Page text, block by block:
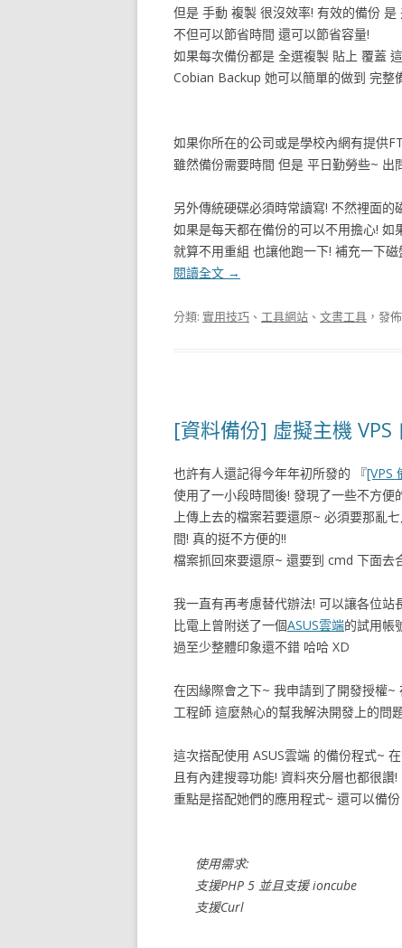
但是 手動 複製 很沒效率! 有效的備份 是
不但可以節省時間 還可以節省容量!
如果每次備份都是 全選複製 貼上 覆蓋
Cobian Backup 她可以簡單的做到 完整
如果你所在的公司或是學校內網有提供
雖然備份需要時間 但是 平日勤勞些~ 出
另外傳統硬碟必須時常讀寫! 不然裡面的
如果是每天都在備份的可以不用擔心!
就算不用重組 也讓他跑一下! 補充一下磁
閱讀全文 →
分類: 實用技巧 、 工具網站 、 文書工具 ，發
[資料備份] 虛擬主機
也許有人還記得今年年初所發的 『[VPS
使用了一小段時間後! 發現了一些不方便
上傳上去的檔案若要還原~ 必須要那亂
間! 真的挺不方便的!!
檔案抓回來要還原~ 還要到 cmd 下面去
我一直有再考慮替代辦法! 可以讓各位
比電上曾附送了一個ASUS雲端的試用帳
過至少整體印象還不錯 哈哈 XD
在因緣際會之下~ 我申請到了開發授權~
工程師 這麼熱心的幫我解決開發上的問
這次搭配使用 ASUS雲端 的備份程式~
且有內建搜尋功能! 資料夾分層也都很讚!
重點是搭配她們的應用程式~ 還可以備
使用需求:
支援PHP 5 並且支援 ioncube
支援Curl